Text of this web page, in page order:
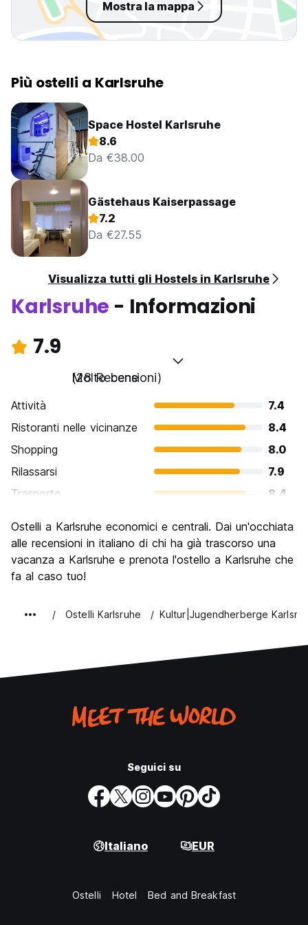
Mostra la mappa
Più ostelli a Karlsruhe
Space Hostel Karlsruhe
8.6
Da €38.00
Gästehaus Kaiserpassage
7.2
Da €27.55
Visualizza tutti gli Hostels in Karlsruhe
Karlsruhe - Informazioni
7.9
Molto bene
(28 Recensioni)
Attività
7.4
Ristoranti nelle vicinanze
8.4
Shopping
8.0
Rilassarsi
7.9
Trasporto
8.4
Luoghi di interesse culturale
7.6
Festa / Vita notturna
7.4
Qualita' Prezzo
Ostelli a Karlsruhe economici e centrali. Dai un'occhiata
alle recensioni in italiano di chi ha già trascorso una
vacanza a Karlsruhe e prenota l'ostello a Karlsruhe che
fa al caso tuo!
Ostelli Karlsruhe Kultur|Jugendherberge
Seguici su
Italiano EUR
Ostelli Hotel Bed and Breakfast